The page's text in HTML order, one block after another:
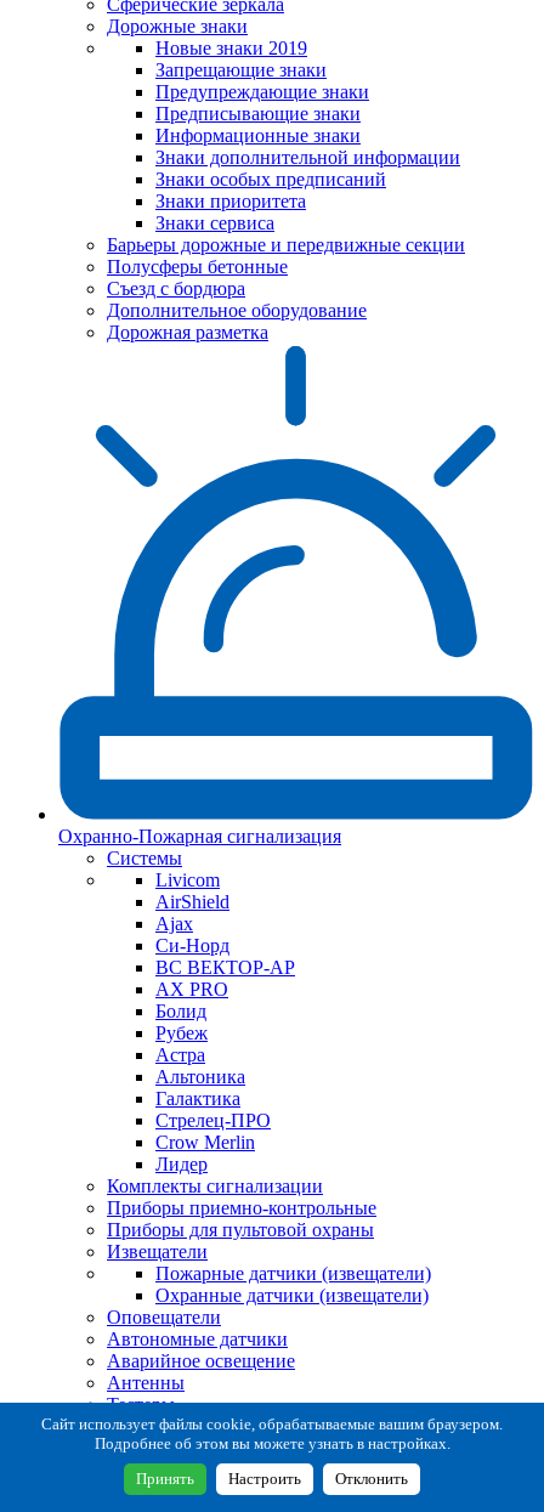
Сферические зеркала
Дорожные знаки
Новые знаки 2019
Запрещающие знаки
Предупреждающие знаки
Предписывающие знаки
Информационные знаки
Знаки дополнительной информации
Знаки особых предписаний
Знаки приоритета
Знаки сервиса
Барьеры дорожные и передвижные секции
Полусферы бетонные
Съезд с бордюра
Дополнительное оборудование
Дорожная разметка
Охранно-Пожарная сигнализация
Системы
Livicom
AirShield
Ajax
Си-Норд
ВС ВЕКТОР-АР
AX PRO
Болид
Рубеж
Астра
Альтоника
Галактика
Стрелец-ПРО
Crow Merlin
Лидер
Комплекты сигнализации
Приборы приемно-контрольные
Приборы для пультовой охраны
Извещатели
Пожарные датчики (извещатели)
Охранные датчики (извещатели)
Оповещатели
Автономные датчики
Аварийное освещение
Антенны
Тестеры
Система сбора извещений
Расходные и монтажные материалы
Коробки коммутационные
Кронштейны для извещателей
Сайт использует файлы cookie, обрабатываемые вашим браузером.
Подробнее об этом вы можете узнать в настройках.
Принять Настроить Отклонить